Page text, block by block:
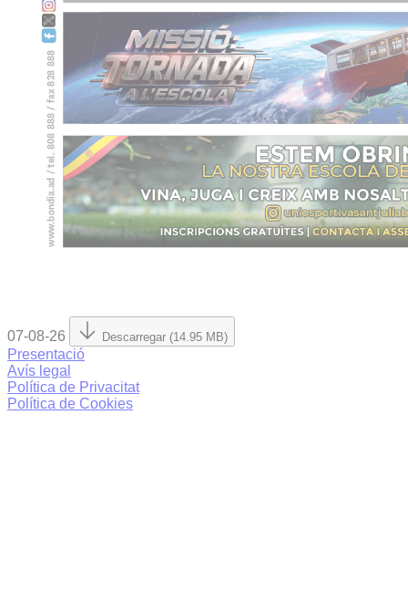
07-08-26 Descarregar (14.95 MB)
Presentació
Avís legal
Política de Privacitat
Política de Cookies